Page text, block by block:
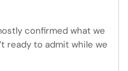
confirmed what we
ready to admit while we